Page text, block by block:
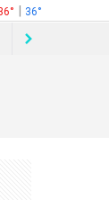
| 36°